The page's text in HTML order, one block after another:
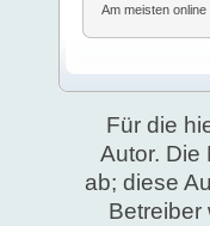
Am meisten
Für die
Autor. Die
ab; diese
Betreiber